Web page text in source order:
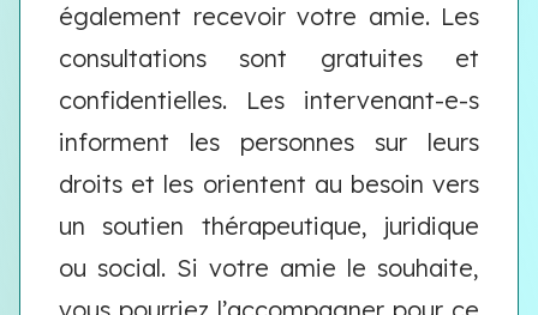
également recevoir votre amie. Les
consultations sont gratuites et
confidentielles. Les intervenant-e-s
informent les personnes sur leurs
droits et les orientent au besoin vers
un soutien thérapeutique, juridique
ou social. Si votre amie le souhaite,